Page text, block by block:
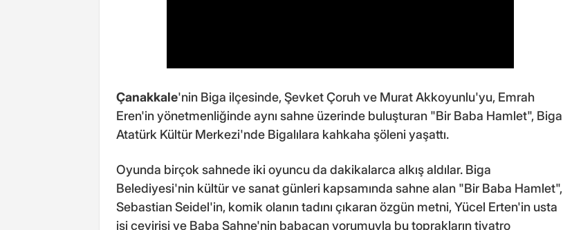
Çanakkale'nin Biga ilçesinde, Şevket Çoruh ve Murat Akkoyunlu'yu, Emrah
Eren'in yönetmenliğinde aynı sahne üzerinde buluşturan "Bir Baba Hamlet", Biga
Atatürk Kültür Merkezi'nde Bigalılara kahkaha şöleni yaşattı.
Oyunda birçok sahnede iki oyuncu da dakikalarca alkış aldılar. Biga
Belediyesi'nin kültür ve sanat günleri kapsamında sahne alan "Bir Baba Hamlet",
Sebastian Seidel'in, komik olanın tadını çıkaran özgün metni, Yücel Erten'in usta
işi çevirisi ve Baba Sahne'nin babacan yorumuyla bu toprakların tiyatro